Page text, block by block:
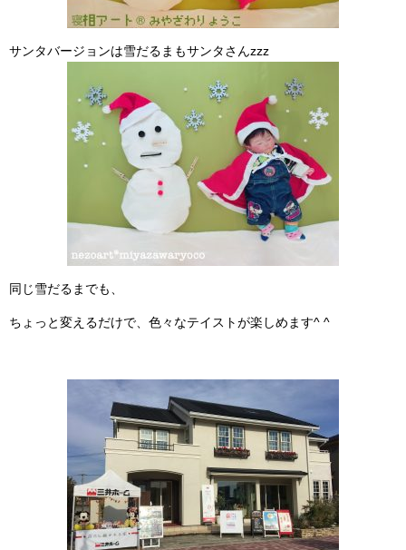
サンタバージョンは雪だるまもサンタさんzzz
同じ雪だるまでも、
ちょっと変えるだけで、色々なテイストが楽しめます^ ^